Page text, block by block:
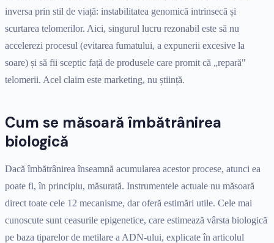
inversa prin stil de viață: instabilitatea genomică intrinsecă și
scurtarea telomerilor. Aici, singurul lucru rezonabil este să nu
accelerezi procesul (evitarea fumatului, a expunerii excesive la
soare) și să fii sceptic față de produsele care promit că „repară"
telomerii. Acel claim este marketing, nu știință.
Cum se măsoară îmbătrânirea
biologică
Dacă îmbătrânirea înseamnă acumularea acestor procese, atunci ea
poate fi, în principiu, măsurată. Instrumentele actuale nu măsoară
direct toate cele 12 mecanisme, dar oferă estimări utile. Cele mai
cunoscute sunt ceasurile epigenetice, care estimează vârsta biologică
pe baza tiparelor de metilare a ADN-ului, explicate în articolul